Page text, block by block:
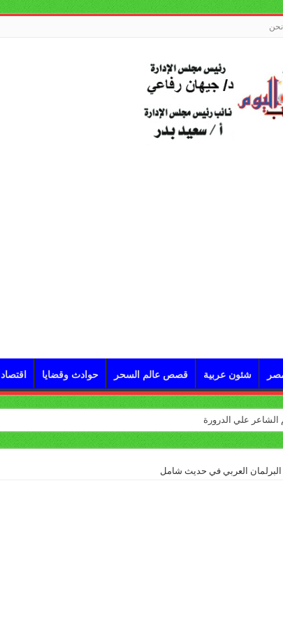
شئون عربية قصص عالم السحر حوادث وقضايا اقتصاد
البرلمان العربي في حديث شامل